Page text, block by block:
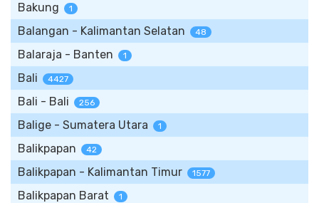
Bakung 1
Balangan - Kalimantan Selatan 48
Balaraja - Banten 1
Bali 4427
Bali - Bali 256
Balige - Sumatera Utara 1
Balikpapan 42
Balikpapan - Kalimantan Timur 1577
Balikpapan Barat 1